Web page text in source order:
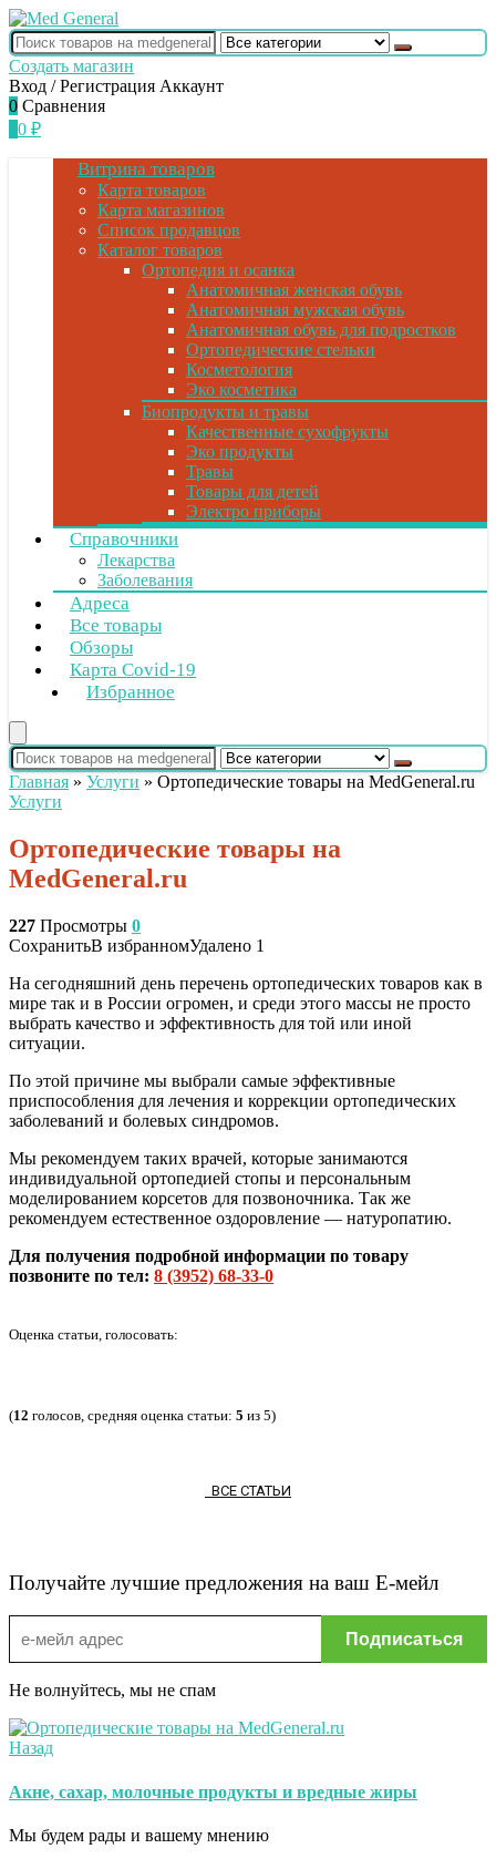
Создать магазин
Вход / Регистрация Аккаунт
0 Сравнения
0 ₽
Витрина товаров
Карта товаров
Карта магазинов
Список продавцов
Каталог товаров
Ортопедия и осанка
Анатомичная женская обувь
Анатомичная мужская обувь
Анатомичная обувь для подростков
Ортопедические стельки
Косметология
Эко косметика
Биопродукты и травы
Качественные сухофрукты
Эко продукты
Травы
Товары для детей
Электро приборы
Справочники
Лекарства
Заболевания
Адреса
Все товары
Обзоры
Карта Covid-19
Избранное
Главная » Услуги » Ортопедические товары на MedGeneral.ru
Услуги
Ортопедические товары на
MedGeneral.ru
227 Просмотры 0
СохранитьВ избранномУдалено 1
На сегодняшний день перечень ортопедических товаров как в
мире так и в России огромен, и среди этого массы не просто
выбрать качество и эффективность для той или иной
ситуации.
По этой причине мы выбрали самые эффективные
приспособления для лечения и коррекции ортопедических
заболеваний и болевых синдромов.
Мы рекомендуем таких врачей, которые занимаются
индивидуальной ортопедией стопы и персональным
моделированием корсетов для позвоночника. Так же
рекомендуем естественное оздоровление — натуропатию.
Для получения подробной информации по товару
позвоните по тел: 8 (3952) 68-33-0
Оценка статьи, голосовать:
(12 голосов, средняя оценка статьи: 5 из 5)
ВСЕ СТАТЬИ
Получайте лучшие предложения на ваш Е-мейл
Не волнуйтесь, мы не спам
Назад
Акне, сахар, молочные продукты и вредные жиры
Мы будем рады и вашему мнению